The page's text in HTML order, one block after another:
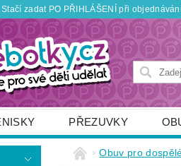
zadat PO PŘIHLÁŠENÍ při
PŘEZUVKY
OBUTEX OBUV PRO
Obuv pro